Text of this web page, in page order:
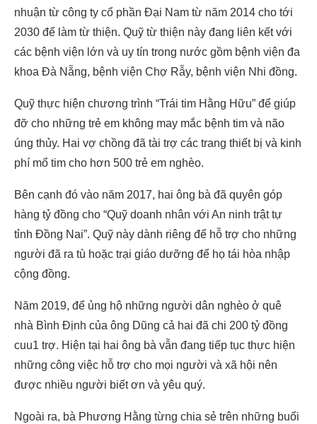
nhuận từ công ty cổ phần Đại Nam từ năm 2014 cho tới
2030 để làm từ thiện. Quỹ từ thiện này đang liên kết với
các bệnh viện lớn và uy tín trong nước gồm bệnh viện đa
khoa Đà Nẵng, bệnh viện Chợ Rẫy, bệnh viện Nhi đồng.
Quỹ thực hiện chương trình “Trái tim Hằng Hữu” để giúp
đỡ cho những trẻ em không may mắc bệnh tim và não
úng thủy. Hai vợ chồng đã tài trợ các trang thiết bị và kinh
phí mổ tim cho hơn 500 trẻ em nghèo.
Bên cạnh đó vào năm 2017, hai ông bà đã quyên góp
hàng tỷ đồng cho “Quỹ doanh nhân với An ninh trật tự
tỉnh Đồng Nai”. Quỹ này dành riêng để hỗ trợ cho những
người đã ra tù hoặc trại giáo dưỡng để họ tái hòa nhập
cộng đồng.
Năm 2019, để ủng hộ những người dân nghèo ở quê
nhà Bình Định của ông Dũng cả hai đã chi 200 tỷ đồng
cuu1 trợ. Hiện tại hai ông bà vẫn đang tiếp tục thực hiện
những công việc hỗ trợ cho mọi người và xã hội nên
được nhiều người biết ơn và yêu quý.
Ngoài ra, bà Phương Hằng từng chia sẻ trên những buổi